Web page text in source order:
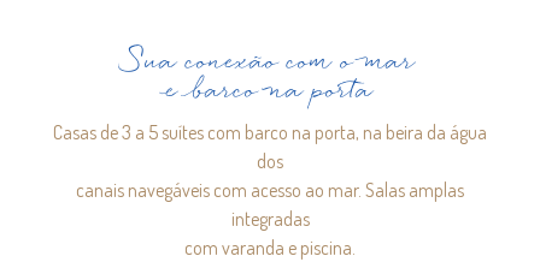
Sua conexão com o mar
e barco na porta
Casas de 3 a 5 suítes com barco na porta, na beira da água
dos
canais navegáveis com acesso ao mar. Salas amplas
integradas
com varanda e piscina.